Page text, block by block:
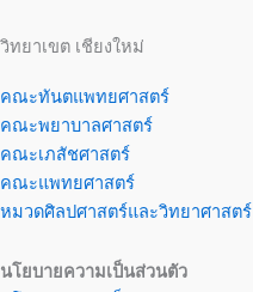
วิทยาเขต เชียงใหม่
คณะทันตแพทยศาสตร์
คณะพยาบาลศาสตร์
คณะเภสัชศาสตร์
คณะแพทยศาสตร์
หมวดศิลปศาสตร์และวิทยาศาสตร์
นโยบายความเป็นส่วนตัว